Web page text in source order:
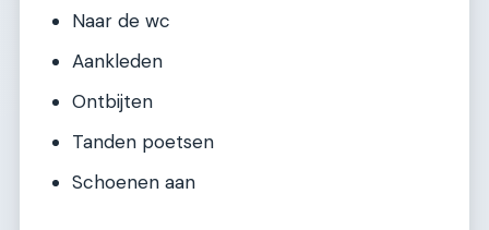
Naar de wc
Aankleden
Ontbijten
Tanden poetsen
Schoenen aan